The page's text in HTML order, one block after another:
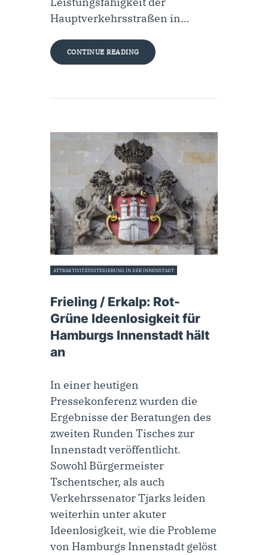
Hauptverkehrsstraßen in…
CONTINUE READING
ATTRAKTIVITÄTSSTEIGERUNG IN DER INNENSTADT
Frieling / Erkalp: Rot-
Grüne Ideenlosigkeit für
Hamburgs Innenstadt hält
an
In einer heutigen
Pressekonferenz wurden die
Ergebnisse der Beratungen des
zweiten Runden Tisches zur
Innenstadt veröffentlicht.
Sowohl Bürgermeister
Tschentscher, als auch
Verkehrssenator Tjarks leiden
weiterhin unter akuter
Ideenlosigkeit, wie die Probleme
von Hamburgs Innenstadt gelöst